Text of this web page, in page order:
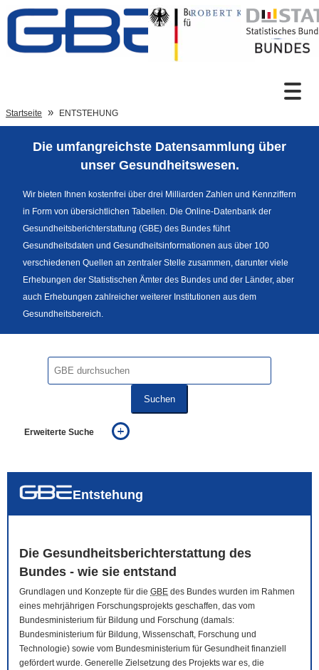
Zum Inhalt
Sprachumschaltung
Fußzeile
Startseite ENTSTEHUNG
Die umfangreichste Datensammlung über
unser Gesundheitswesen.
Wir bieten Ihnen kostenfrei über drei Milliarden Zahlen und Kennziffern
in Form von übersichtlichen Tabellen. Die Online-Datenbank der
Gesundheitsberichterstattung (GBE) des Bundes führt
Gesundheitsdaten und Gesundheitsinformationen aus über 100
verschiedenen Quellen an zentraler Stelle zusammen, darunter viele
Erhebungen der Statistischen Ämter des Bundes und der Länder, aber
auch Erhebungen zahlreicher weiterer Institutionen aus dem
Gesundheitsbereich.
Suchen
Erweiterte Suche
auch in allen Texten suchen (Volltextsuche)
Entstehung
Die Gesundheitsberichterstattung des
Bundes - wie sie entstand
Grundlagen und Konzepte für die GBE des Bundes wurden im Rahmen
eines mehrjährigen Forschungsprojekts geschaffen, das vom
Bundesministerium für Bildung und Forschung (damals:
Bundesministerium für Bildung, Wissenschaft, Forschung und
Technologie) sowie vom Bundesministerium für Gesundheit finanziell
gefördert wurde. Generelle Zielsetzung des Projekts war es, die